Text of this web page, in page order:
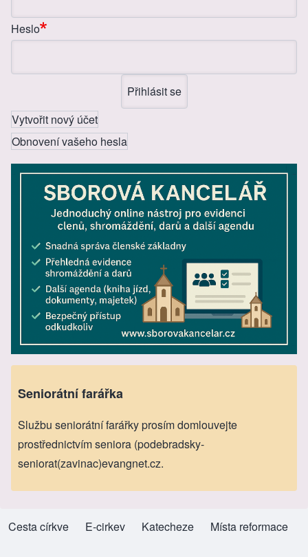
Heslo
Vytvořit nový účet
Obnovení vašeho hesla
Seniorátní farářka
Službu seniorátní farářky prosím domlouvejte
prostřednictvím seniora (podebradsky-
seniorat(zavinac)evangnet.cz.
Footer menu
Cesta církve
(opens in new tab)E-cirkev
(opens in new tab)
Katecheze
(opens in new tab)Místa reformace
(opens in new tab)